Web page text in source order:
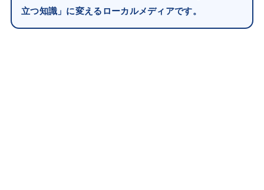
立つ知識」に変えるローカルメディアです。